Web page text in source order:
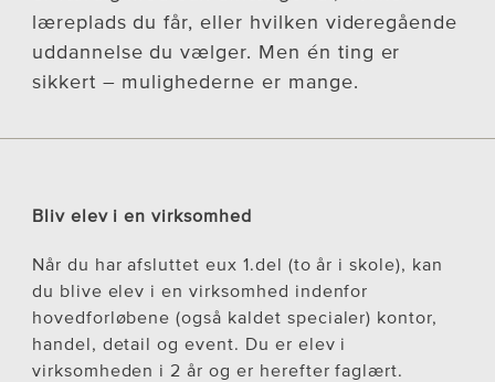
læreplads du får, eller hvilken videregående
uddannelse du vælger. Men én ting er
sikkert – mulighederne er mange.
Bliv elev i en virksomhed
Når du har afsluttet eux 1.del (to år i skole), kan
du blive elev i en virksomhed indenfor
hovedforløbene (også kaldet specialer) kontor,
handel, detail og event. Du er elev i
virksomheden i 2 år og er herefter faglært.